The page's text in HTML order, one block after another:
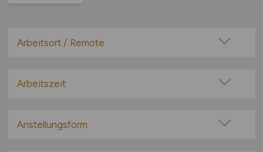
Arbeitsort / Remote
Home-Office möglich / Hybrid
Remote aus dem Ausland möglich
Arbeitszeit
Teilzeit
Anstellungsform